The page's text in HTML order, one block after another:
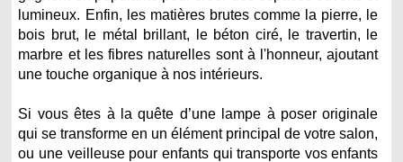
lumineux. Enfin, les matières brutes comme la pierre, le
bois brut, le métal brillant, le béton ciré, le travertin, le
marbre et les fibres naturelles sont à l'honneur, ajoutant
une touche organique à nos intérieurs.
Si vous êtes à la quête d’une lampe à poser originale
qui se transforme en un élément principal de votre salon,
ou une veilleuse pour enfants qui transporte vos enfants